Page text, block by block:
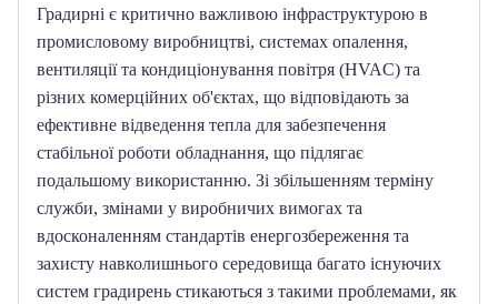
Градирні є критично важливою інфраструктурою в
промисловому виробництві, системах опалення,
вентиляції та кондиціонування повітря (HVAC) та
різних комерційних об'єктах, що відповідають за
ефективне відведення тепла для забезпечення
стабільної роботи обладнання, що підлягає
подальшому використанню. Зі збільшенням терміну
служби, змінами у виробничих вимогах та
вдосконаленням стандартів енергозбереження та
захисту навколишнього середовища багато існуючих
систем градирень стикаються з такими проблемами, як